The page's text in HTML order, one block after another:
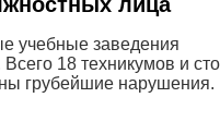
учебные заведения
18 техникумов и
грубейшие нарушения.